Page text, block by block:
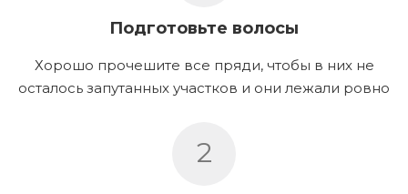
Подготовьте волосы
Хорошо прочешите все пряди, чтобы в них не
осталось запутанных участков и они лежали ровно
2